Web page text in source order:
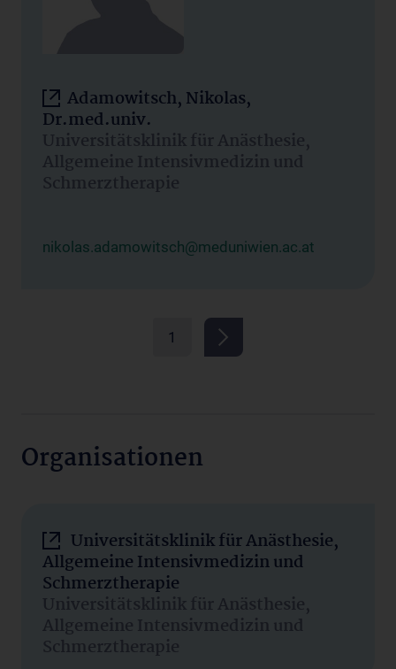
Adamowitsch, Nikolas,
Dr.med.univ.
Universitätsklinik für Anästhesie,
Allgemeine Intensivmedizin und
Schmerztherapie
nikolas.adamowitsch@meduniwien.ac.at
1
Organisationen
Universitätsklinik für Anästhesie,
Allgemeine Intensivmedizin und
Schmerztherapie
Universitätsklinik für Anästhesie,
Allgemeine Intensivmedizin und
Schmerztherapie